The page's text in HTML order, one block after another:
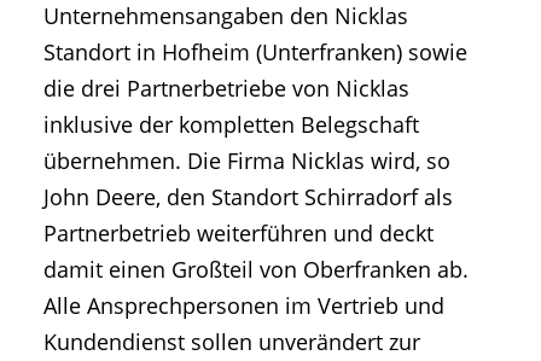
Unternehmensangaben den Nicklas
Standort in Hofheim (Unterfranken) sowie
die drei Partnerbetriebe von Nicklas
inklusive der kompletten Belegschaft
übernehmen. Die Firma Nicklas wird, so
John Deere, den Standort Schirradorf als
Partnerbetrieb weiterführen und deckt
damit einen Großteil von Oberfranken ab.
Alle Ansprechpersonen im Vertrieb und
Kundendienst sollen unverändert zur